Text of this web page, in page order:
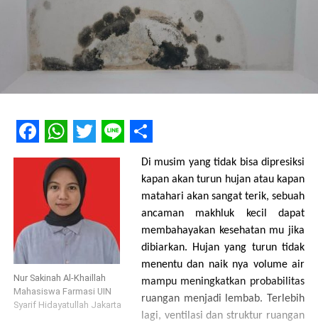
Facebook
WhatsApp
Twitter
LineShare
Nur Sakinah Al-Khaillah
Mahasiswa Farmasi UIN
Syarif Hidayatullah Jakarta
Di musim yang tidak bisa dipresiksi
kapan akan turun hujan atau kapan
matahari akan sangat terik, sebuah
ancaman makhluk kecil dapat
membahayakan kesehatan mu jika
dibiarkan. Hujan yang turun tidak
menentu dan naik nya volume air
mampu meningkatkan probabilitas
ruangan menjadi lembab. Terlebih
lagi, ventilasi dan struktur ruangan